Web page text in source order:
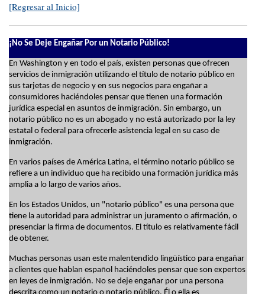
[Regresar al Inicio]
¡No Se Deje Engañar Por un Notario Público!
En Washington y en todo el país, existen personas que ofrecen
servicios de inmigración utilizando el título de notario público en
sus tarjetas de negocio y en sus negocios para engañar a
consumidores haciéndoles pensar que tienen una formación
jurídica especial en asuntos de inmigración. Sin embargo, un
notario público no es un abogado y no está autorizado por la ley
estatal o federal para ofrecerle asistencia legal en su caso de
inmigración.
En varios países de América Latina, el término notario público se
refiere a un individuo que ha recibido una formación jurídica más
amplia a lo largo de varios años.
En los Estados Unidos, un "notario público" es una persona que
tiene la autoridad para administrar un juramento o afirmación, o
presenciar la firma de documentos. El título es relativamente fácil
de obtener.
Muchas personas usan este malentendido lingüístico para engañar
a clientes que hablan español haciéndoles pensar que son expertos
en leyes de inmigración. No se deje engañar por una persona